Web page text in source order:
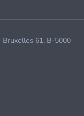
61, B-5000